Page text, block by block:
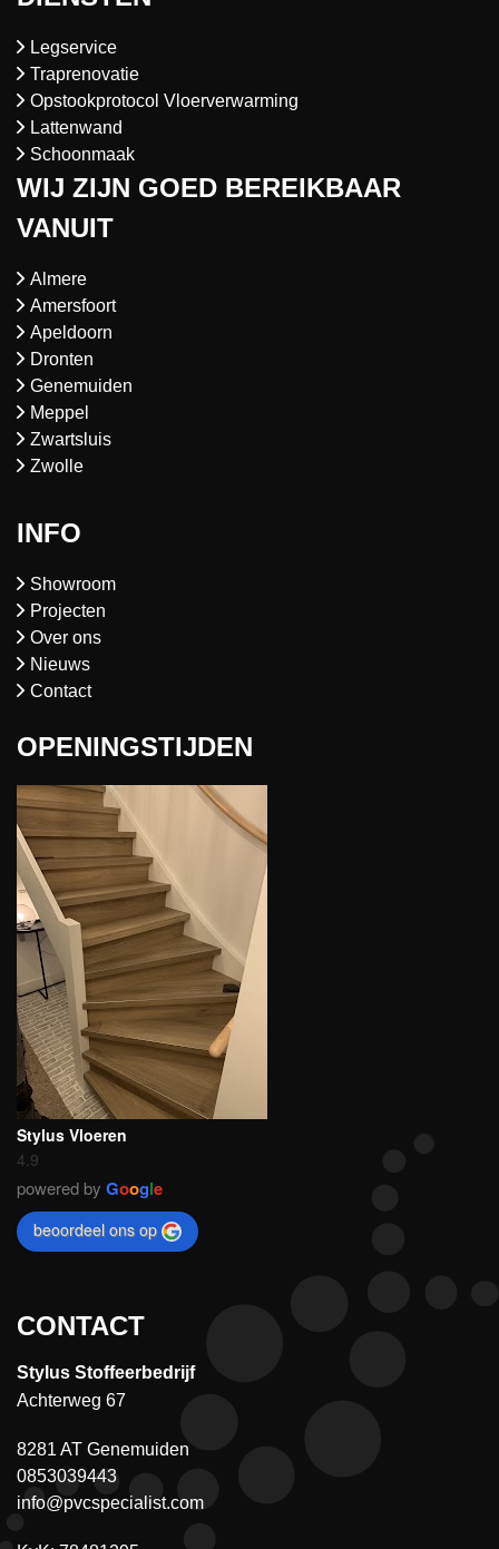
Legservice
Traprenovatie
Opstookprotocol Vloerverwarming
Lattenwand
Schoonmaak
WIJ ZIJN GOED BEREIKBAAR
VANUIT
Almere
Amersfoort
Apeldoorn
Dronten
Genemuiden
Meppel
Zwartsluis
Zwolle
INFO
Showroom
Projecten
Over ons
Nieuws
Contact
OPENINGSTIJDEN
Stylus Vloeren
4.9
powered by Google
beoordeel ons op
CONTACT
Stylus Stoffeerbedrijf
Achterweg 67
8281 AT Genemuiden
0853039443
info@pvcspecialist.com